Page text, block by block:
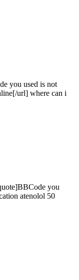
you used is not
url] where can i
you
atenolol 50